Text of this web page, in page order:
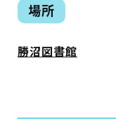
場所
勝沼図書館